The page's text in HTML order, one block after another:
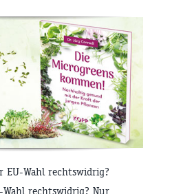
EU-Wahl rechtswidrig?
rechtswidrig? Nur